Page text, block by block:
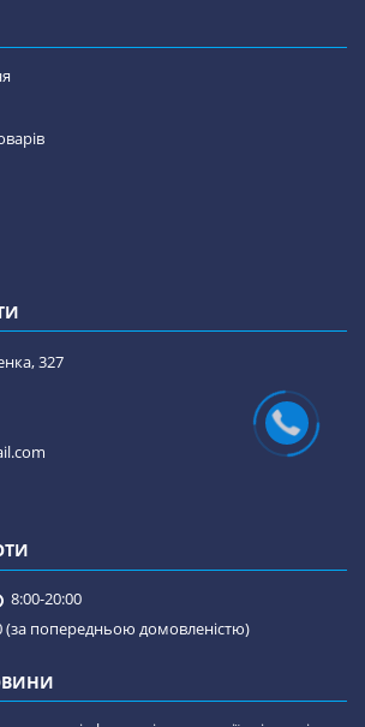
327
8:00-20:00
(за попередньою домовленістю)